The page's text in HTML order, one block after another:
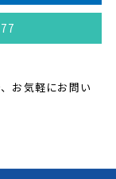
お気軽にお問い